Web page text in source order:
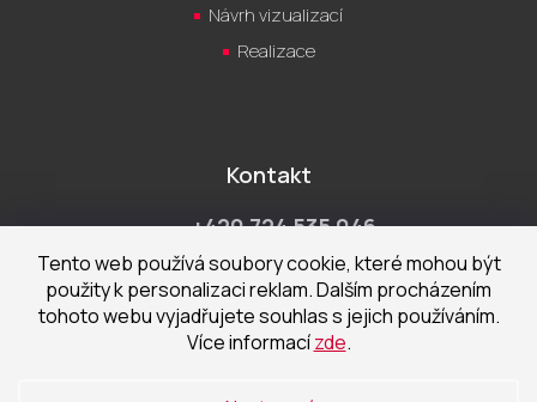
Tento web používá soubory cookie, které mohou být
použity k personalizaci reklam. Dalším procházením
tohoto webu vyjadřujete souhlas s jejich používáním.
Více informacízde.
Návrh vizualizací
Realizace
Kontakt
+420 724 535 046
Po-Pá 9:00 - 18:00 hod
obchod@cecetka.cz